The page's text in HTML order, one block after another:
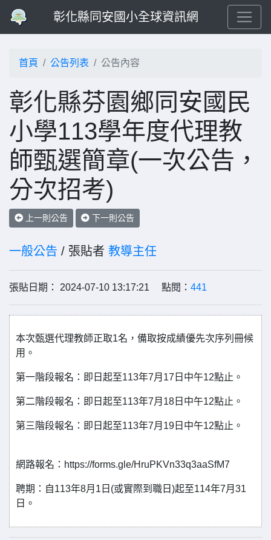
彰化縣同安國小全球資訊網
首頁 公告列表 公告內容
彰化縣芬園鄉同安國民
小學113學年度代理教
師甄選簡章(一次公告，
分次招考)
上一則公告 下一則公告
一般公告 / 張貼者 教導主任
張貼日期： 2024-07-10 13:17:21 點閱： 441
本次甄選代理教師正取1名，備取按成績優先次序列冊候
用。
第一階段報名：即日起至113年7月17日中午12點止。
第二階段報名：即日起至113年7月18日中午12點止。
第三階段報名：即日起至113年7月19日中午12點止。
網路報名：https://forms.gle/HruPKVn33q3aaSfM7
聘期：自113年8月1日(或實際到職日)起至114年7月31
日。